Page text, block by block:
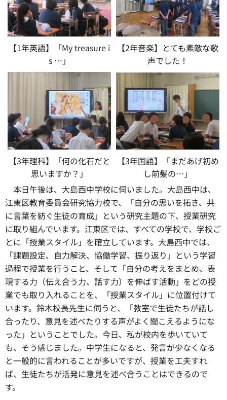
【1年英語】「My treasure i
s …」
【2年音楽】とても素敵な歌
声でした！
【3年理科】「何の化石だと
思いますか？」
【3年国語】「まだあげ初め
し前髪の…」
本日午後は、 大島西中学校に伺いました。大島西中は、
江東区教育委員会研究協力校で、「自分の思いを拓き、共
に言葉を紡ぐ生徒の育成」という研究主題の下、授業研究
に取り組んでいます。江東区では、すべての学校で、学校ご
とに「授業スタイル」を確立しています。大島西中では、
「課題設定、自力解決、協働学習、振り返り」という学習
過程で授業を行うこと、そして「自分の考えをまとめ、表
現する力（伝え合う力、話す力）を伸ばす活動」をどの授
業でも取り入れることを、「授業スタイル」に位置付けて
います。鈴木校長先生に伺うと、「教室で生徒たちが話し
合ったり、意見を述べたりする声がよく聞こえるようにな
った」ということでした。今日、私が校内を歩いていて
も、そう感じました。中学生になると、発言が少なくなる
と一般的に言われることが多いですが、授業を工夫すれ
ば、生徒たちが活発に意見を述べ合うことはできるので
す。